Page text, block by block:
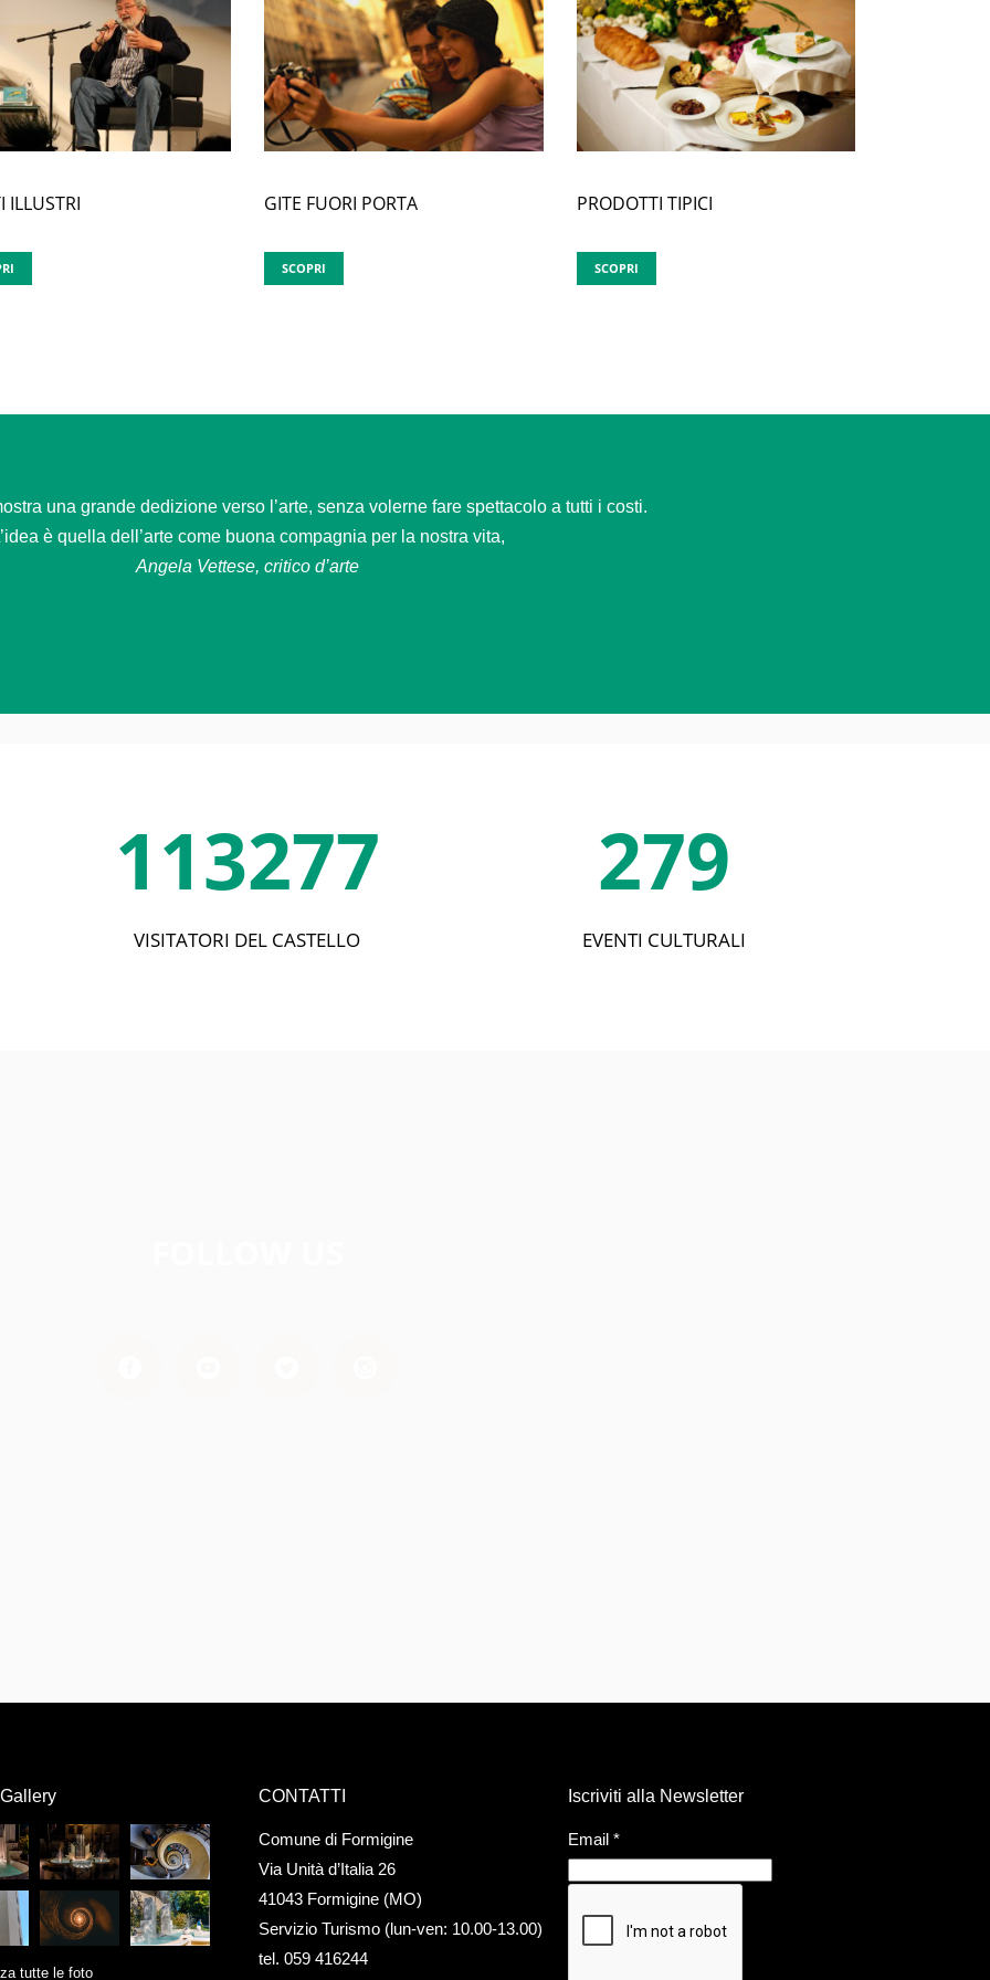
ILLUSTRI GITE FUORI PORTA
SCOPRI
PRODOTTI TIPICI
SCOPRI
una grande dedizione verso l’arte, senza volerne fare spettacolo a tutti i costi.
è quella dell’arte come buona compagnia per la nostra vita,
Angela Vettese, critico d’arte
113277
VISITATORI DEL CASTELLO
279
EVENTI CULTURALI
tutte le foto
CONTATTI
Comune di Formigine
Via Unità d’Italia 26
41043 Formigine (MO)
Servizio Turismo (lun-ven: 10.00-13.00)
tel. 059 416244
Iscriviti alla Newsletter
Email *